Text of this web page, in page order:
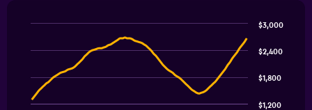
chart
points.
$1,200
$1,800
$2,400
$3,000